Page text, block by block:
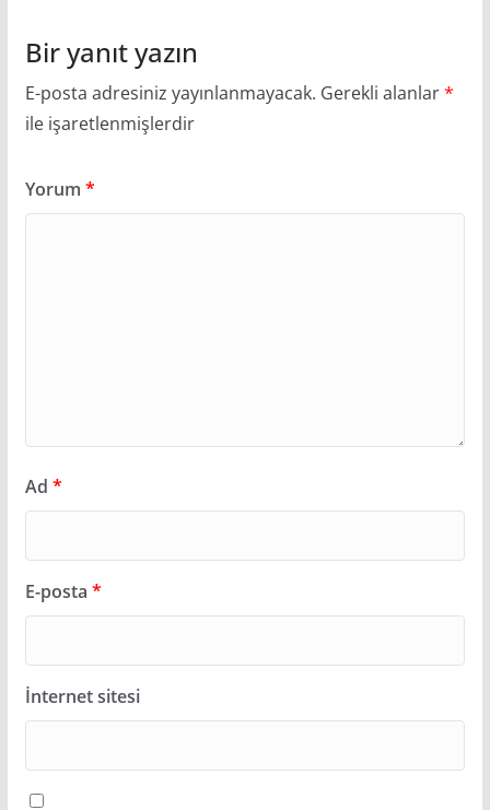
Bir yanıt yazın
E-posta adresiniz yayınlanmayacak. Gerekli alanlar*
ile işaretlenmişlerdir
Yorum *
Ad *
E-posta *
İnternet sitesi